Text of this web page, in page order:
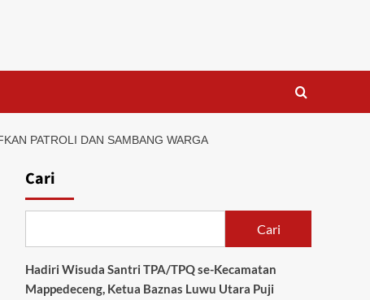
PATROLI DAN SAMBANG WARGA
Cari
Cari
Hadiri Wisuda Santri TPA/TPQ se-Kecamatan
Mappedeceng, Ketua Baznas Luwu Utara Puji